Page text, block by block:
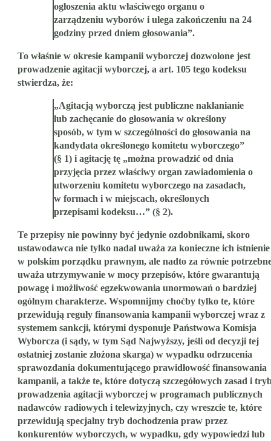
ogłoszenia aktu właściwego organu o
zarządzeniu wyborów i ulega zakończeniu na 24
godziny przed dniem głosowania”.
To właśnie w okresie kampanii wyborczej dozwolone jest
prowadzenie agitacji wyborczej, a art. 105 tego kodeksu
stwierdza, że:
„Agitacją wyborczą jest publiczne nakłanianie
lub zachęcanie do głosowania w określony
sposób, w tym w szczególności do głosowania na
kandydata określonego komitetu wyborczego”
(§ 1) i agitację tę „można prowadzić od dnia
przyjęcia przez właściwy organ zawiadomienia o
utworzeniu komitetu wyborczego na zasadach,
w formach i w miejscach, określonych
przepisami kodeksu…” (§ 2).
Te przepisy nie powinny być jedynie ozdobnikami, skoro
ustawodawca nie tylko nadal uważa za konieczne ich istnienie
w polskim porządku prawnym, ale nadto za równie
uważa utrzymywanie w mocy przepisów, które gwarantują
powagę i możliwość egzekwowania unormowań o bardziej
ogólnym charakterze. Wspomnijmy choćby tylko te, które
przewidują reguły finansowania kampanii wyborczej wraz z
systemem sankcji, którymi dysponuje Państwowa Komisja
Wyborcza (i sądy, w tym Sąd Najwyższy, jeśli od decyzji tej
ostatniej zostanie złożona skarga) w wypadku odrzucenia
sprawozdania dokumentującego prawidłowość finansowania
kampanii, a także te, które dotyczą szczegółowych zasad i
prowadzenia agitacji wyborczej w programach publicznych
nadawców radiowych i telewizyjnych, czy wreszcie te, które
przewidują specjalny tryb dochodzenia praw przez
konkurentów wyborczych, w wypadku, gdy wypowiedzi lub